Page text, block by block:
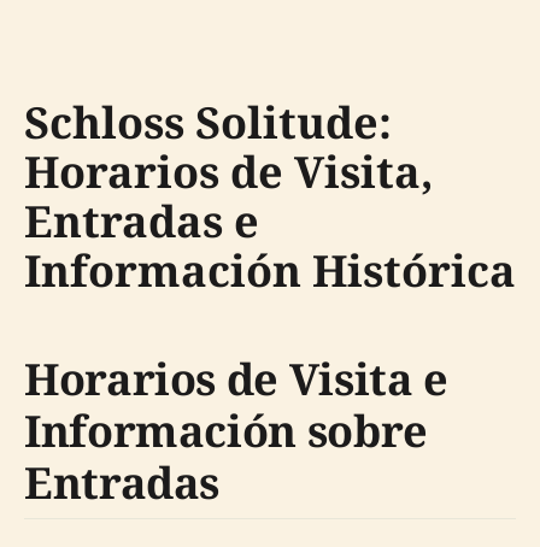
Schloss Solitude:
Horarios de Visita,
Entradas e
Información Histórica
Horarios de Visita e
Información sobre
Entradas